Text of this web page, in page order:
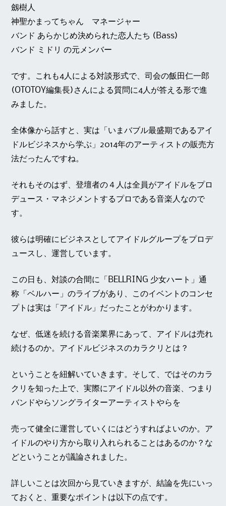
劔樹人
神聖かまってちゃん マネージャー
バンド あらかじめ決められた恋人たち (Bass)
バンド ミドリ の元メンバー
です。これも4人による対談形式で、司会の飯田仁一郎
(OTOTOY編集長)さんによる質問に4人が答える形で進
みました。
全体像から話すと、実は「いまバブル最盛期であるアイ
ドルビジネスから学ぶ」2014年のアーティストの販売方
法だったんですね。
それもそのはず、登壇者の４人は全員がアイドルをプロ
デュース・マネジメントするプロである音楽人なので
す。
彼らは明確にビジネスとしてアイドルグループをプロデ
ュースし、運営しています。
この日も、対談の合間に「BELLRING 少女ハート」通
称「ベルハー」のライブがあり、このイベントのコンセ
プトは実は「アイドル」だったことがわかります。
なぜ、低迷を続ける音楽業界にあって、アイドルは売れ
続けるのか。アイドルビジネスのカラクリとは？
ということを紐解いていきます。そして、ではそのカラ
クリを知った上で、実際にアイドル以外の音楽、つまり
バンドやらソングライターアーティストやらを
売って健全に運営していくにはどうすればよいのか。ア
イドルのやり方から取り入れられることはあるのか？な
どということが議論されました。
詳しいことは次回から見ていきますが、結論を先にいっ
ておくと、重要なポイントは以下の点です。